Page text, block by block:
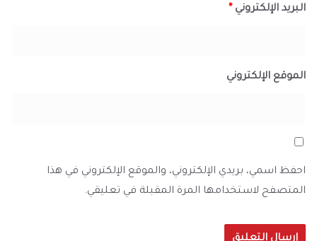
البريد الإلكتروني*
الموقع الإلكتروني
احفظ اسمي، بريدي الإلكتروني، والموقع الإلكتروني في هذا
المتصفح لاستخدامها المرة المقبلة في تعليقي.